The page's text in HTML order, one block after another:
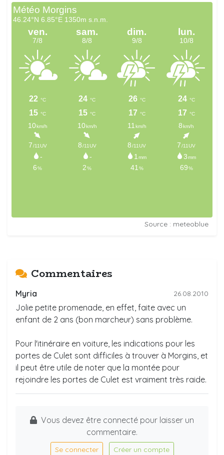
Source : meteoblue
Commentaires
Myria 26.08.2010
Jolie petite promenade, en effet, faite avec un
enfant de 2 ans (bon marcheur) sans problème.
Pour l'itinéraire en voiture, les indications pour les
portes de Culet sont difficiles à trouver à Morgins, et
il peut être utile de noter que la montée pour
rejoindre les portes de Culet est vraiment très raide.
Vous devez être connecté pour laisser un
commentaire.
Se connecter Créer un compte